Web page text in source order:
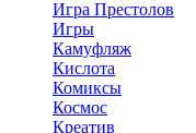
Игра Престолов
Игры
Камуфляж
Кислота
Комиксы
Космос
Креатив